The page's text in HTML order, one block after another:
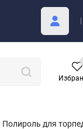
Полироль для